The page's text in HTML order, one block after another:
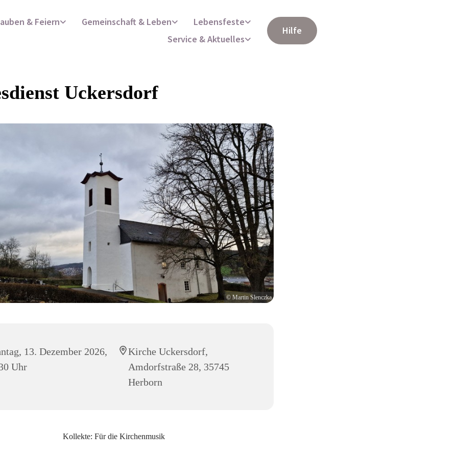
& Feiern Gemeinschaft & Leben
Lebensfeste
Service & Aktuelles
Hilfe
Uckersdorf
© Martin Slenczka
13. Dezember 2026,
Uhr
Kirche Uckersdorf,
Amdorfstraße 28, 35745
Herborn
Kollekte: Für die Kirchenmusik